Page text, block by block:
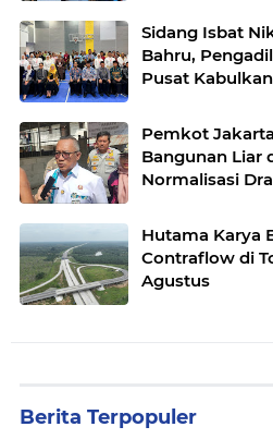
Sidang Isbat
Bahru,
Pusat
Pemkot
Bangunan Liar
Normalisasi
Hutama Karya
Contraflow di
Agustus
Berita Terpopuler